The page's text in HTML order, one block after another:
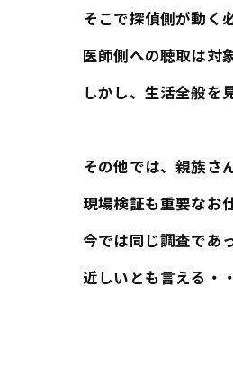
そこで探偵側が動く
医師側への聴取は対
しかし、生活全般を
その他では、親族さ
現場検証も重要なお
今では同じ調査であ
近しいとも言える・